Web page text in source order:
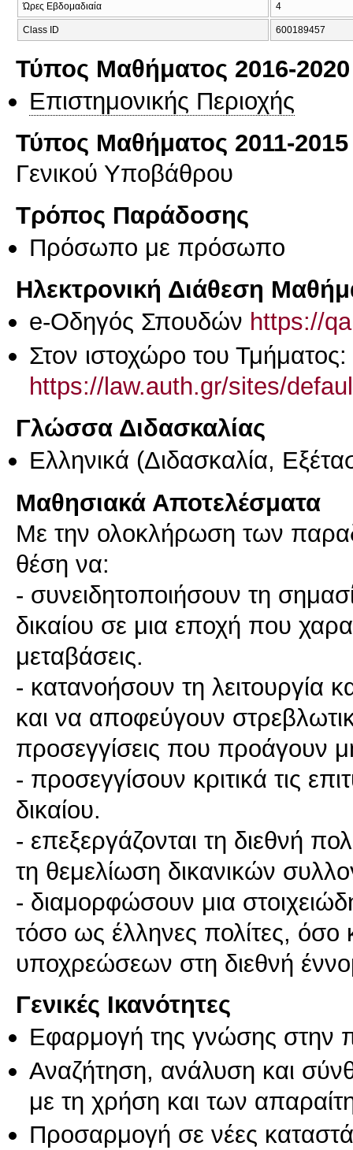
Ώρες Εβδομαδιαία 4
Class ID 600189457
Τύπος Μαθήματος 2016-2020
Επιστημονικής Περιοχής
Τύπος Μαθήματος 2011-2015
Γενικού Υποβάθρου
Τρόπος Παράδοσης
Πρόσωπο με πρόσωπο
Ηλεκτρονική Διάθεση
e-Οδηγός Σπουδών https://
Στον ιστοχώρο του Τμήματος:
https://law.auth.gr/sites/
Γλώσσα Διδασκαλίας
Ελληνικά (Διδασκαλία,
Μαθησιακά Αποτελέσματα
Με την ολοκλήρωση των
θέση να:
- συνειδητοποιήσουν τη
δικαίου σε μια εποχή που
μεταβάσεις.
- κατανοήσουν τη λειτουργία
και να αποφεύγουν
προσεγγίσεις που προάγουν
- προσεγγίσουν κριτικά τις
δικαίου.
- επεξεργάζονται τη διεθνή
τη θεμελίωση δικανικών
- διαμορφώσουν μια
τόσο ως έλληνες πολίτες, όσο
υποχρεώσεων στη διεθνή
Γενικές Ικανότητες
Εφαρμογή της γνώσης στην
Αναζήτηση, ανάλυση και
με τη χρήση και των
Προσαρμογή σε νέες